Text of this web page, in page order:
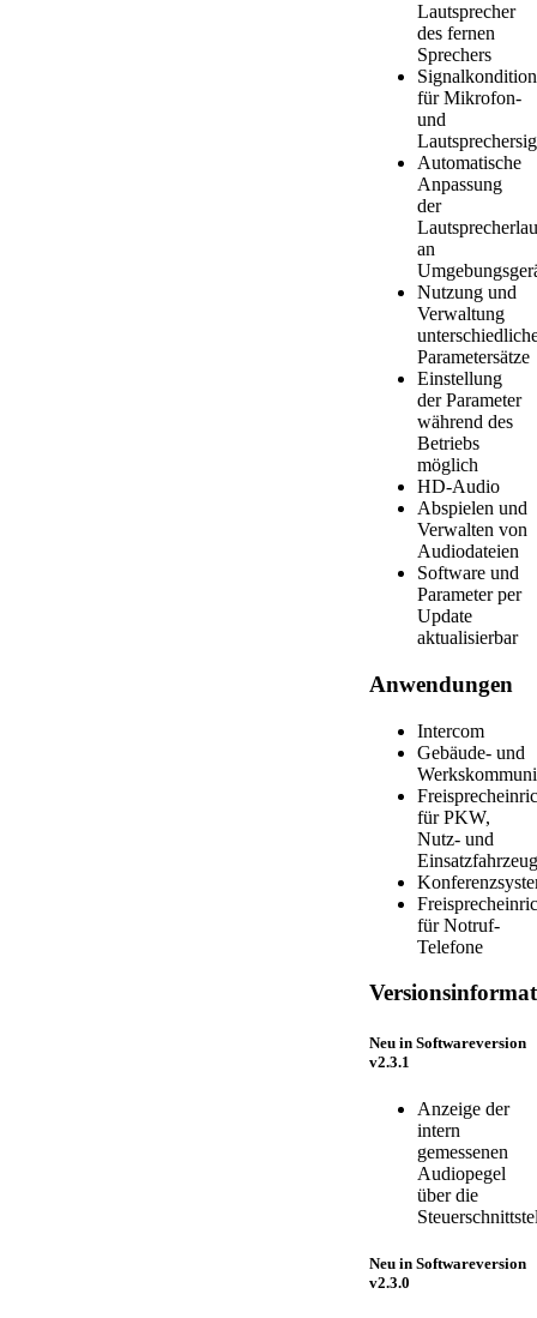
Lautsprecher
des fernen
Sprechers
für Mikrofon-
und
Automatische
Anpassung
der
an
Nutzung und
Verwaltung
Parametersätze
Einstellung
der Parameter
während des
Betriebs
möglich
HD-Audio
Abspielen und
Verwalten von
Audiodateien
Software und
Parameter per
Update
aktualisierbar
Anwendungen
Intercom
Gebäude- und
für PKW,
Nutz- und
für Notruf-
Telefone
Neu in Softwareversion
v2.3.1
Anzeige der
intern
gemessenen
Audiopegel
über die
Neu in Softwareversion
v2.3.0